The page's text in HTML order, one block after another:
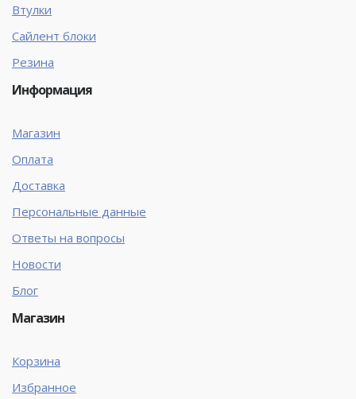
Втулки
Сайлент блоки
Резина
Информация
Магазин
Оплата
Доставка
Персональные данные
Ответы на вопросы
Новости
Блог
Магазин
Корзина
Избранное